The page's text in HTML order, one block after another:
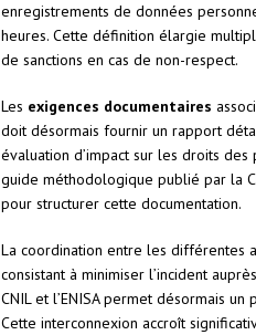
enregistrements de données
heures. Cette définition élargie
de sanctions en cas de non-respect.
Les exigences documentaires
doit désormais fournir un rapport
évaluation d’impact sur les droits
guide méthodologique publié par la
pour structurer cette documentation.
La coordination entre les différentes
consistant à minimiser l’incident
CNIL et l’ENISA permet désormais
Cette interconnexion accroît